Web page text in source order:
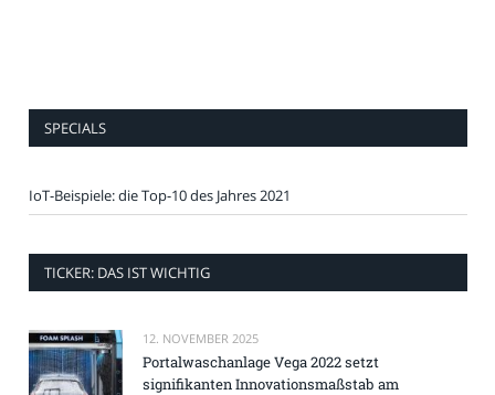
SPECIALS
IoT-Beispiele: die Top-10 des Jahres 2021
TICKER: DAS IST WICHTIG
12. NOVEMBER 2025
Portalwaschanlage Vega 2022 setzt
signifikanten Innovationsmaßstab am